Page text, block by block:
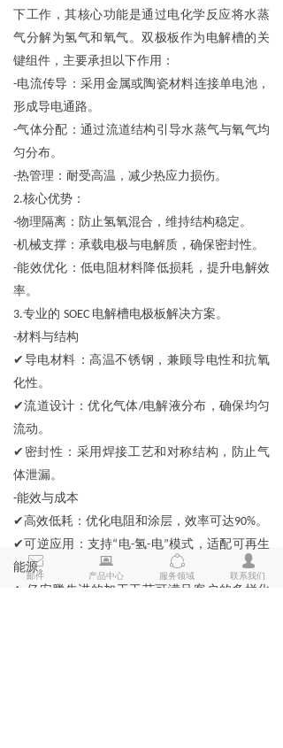
下工作，其核心功能是通过电化学反应将水蒸
气分解为氢气和氧气。双极板作为电解槽的关
键组件，主要承担以下作用：
-‌电流传导‌：采用金属或陶瓷材料连接单电池，
形成导电通路。
-‌气体分配‌：通过流道结构引导水蒸气与氧气均
匀分布。
-热管理 ：耐受高温，减少热应力损伤。
2.核心优势：
-物理隔离‌：防止氢氧混合，维持结构稳定。
-机械支撑 ：承载电极与电解质，确保密封性。
-能效优化 ：低电阻材料降低损耗，提升电解效
率。
3.专业的 SOEC 电解槽电极板解决方案。
-材料与结构
✔ 导电材料 ‌：高温不锈钢，兼顾导电性和抗氧
化性。
✔流道设计 ‌：优化气体/电解液分布，确保均匀
流动。
✔ 密封性 ‌：采用焊接工艺和对称结构，防止气
体泄漏。
-能效与成本
✔ 高效低耗 ：优化电阻和涂层，效率可达90%。
✔可逆应用 ：支持“ 电-氢-电”模式，适配可再生
能源。
4.
亿安腾先进的加工工艺可满足客户的多样化
ꂘ
邮件
뀵
产品中心
ꁢ
服务领域
넙
联系我们